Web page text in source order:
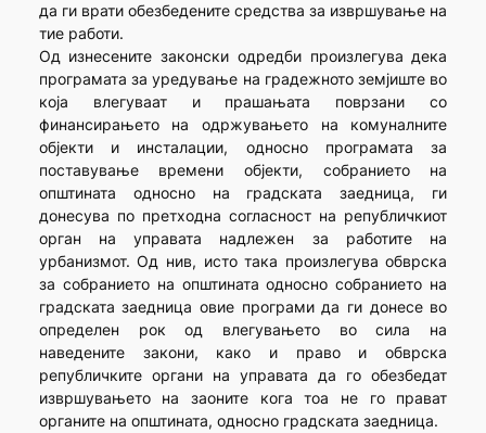
да ги врати обезбедените средства за извршување на
тие работи.
Од изнесените законски одредби произлегува дека
програмата за уредување на градежното земјиште во
која влегуваат и прашањата поврзани со
финансирањето на одржувањето на комуналните
објекти и инсталации, односно програмата за
поставување времени објекти, собранието на
општината односно на градската заедница, ги
донесува по претходна согласност на републичкиот
орган на управата надлежен за работите на
урбанизмот. Од нив, исто така произлегува обврска
за собранието на општината односно собранието на
градската заедница овие програми да ги донесе во
определен рок од влегувањето во сила на
наведените закони, како и право и обврска
републичките органи на управата да го обезбедат
извршувањето на заоните кога тоа не го прават
органите на општината, односно градската заедница.